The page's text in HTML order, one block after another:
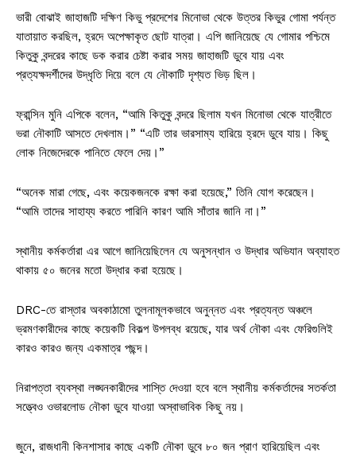
ভারী বোঝাই জাহাজটি দক্ষিণ কিভু প্রদেশের মিনোভা থেকে উত্তর কিভুর গোমা পর্যন্ত
যাতায়াত করছিল, হ্রদে অপেক্ষাকৃত ছোট যাত্রা। এপি জানিয়েছে যে গোমার পশ্চিমে
কিতুকু বন্দরের কাছে ডক করার চেষ্টা করার সময় জাহাজটি ডুবে যায় এবং
প্রত্যক্ষদর্শীদের উদ্ধৃতি দিয়ে বলে যে নৌকাটি দৃশ্যত ভিড় ছিল।
ফ্রান্সিন মুনি এপিকে বলেন, “আমি কিতুকু বন্দরে ছিলাম যখন মিনোভা থেকে যাত্রীতে
ভরা নৌকাটি আসতে দেখলাম।” “এটি তার ভারসাম্য হারিয়ে হ্রদে ডুবে যায়। কিছু
লোক নিজেদেরকে পানিতে ফেলে দেয়।”
“অনেক মারা গেছে, এবং কয়েকজনকে রক্ষা করা হয়েছে,” তিনি যোগ করেছেন।
“আমি তাদের সাহায্য করতে পারিনি কারণ আমি সাঁতার জানি না।”
স্থানীয় কর্মকর্তারা এর আগে জানিয়েছিলেন যে অনুসন্ধান ও উদ্ধার অভিযান অব্যাহত
থাকায় ৫০ জনের মতো উদ্ধার করা হয়েছে।
DRC-তে রাস্তার অবকাঠামো তুলনামূলকভাবে অনুন্নত এবং প্রত্যন্ত অঞ্চলে
ভ্রমণকারীদের কাছে কয়েকটি বিকল্প উপলব্ধ রয়েছে, যার অর্থ নৌকা এবং ফেরিগুলিই
কারও কারও জন্য একমাত্র পছন্দ।
নিরাপত্তা ব্যবস্থা লঙ্ঘনকারীদের শাস্তি দেওয়া হবে বলে স্থানীয় কর্মকর্তাদের সতর্কতা
সত্ত্বেও ওভারলোড নৌকা ডুবে যাওয়া অস্বাভাবিক কিছু নয়।
জুনে, রাজধানী কিনশাসার কাছে একটি নৌকা ডুবে ৮০ জন প্রাণ হারিয়েছিল এবং